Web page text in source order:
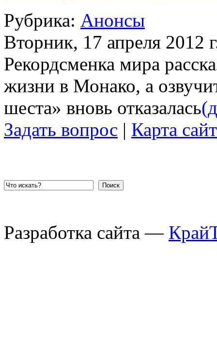
Рубрика: Анонсы
Вторник, 17 апреля 2012
Рекордсменка мира
жизни в Монако, а
шеста» вновь отказалась
Задать вопрос | Карта
Поиск
Разработка сайта —